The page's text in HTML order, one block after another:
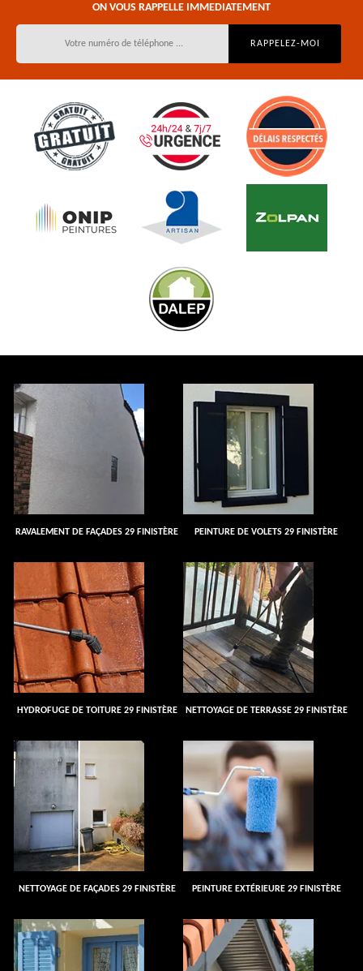
ON VOUS RAPPELLE IMMEDIATEMENT
RAVALEMENT DE FAÇADES 29 FINISTÈRE PEINTURE DE VOLETS 29 FINISTÈRE
HYDROFUGE DE TOITURE 29 FINISTÈRE NETTOYAGE DE TERRASSE 29 FINISTÈRE
NETTOYAGE DE FAÇADES 29 FINISTÈRE PEINTURE EXTÉRIEURE 29 FINISTÈRE